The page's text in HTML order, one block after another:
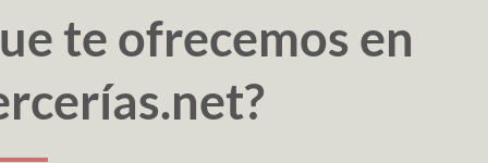
te ofrecemos en